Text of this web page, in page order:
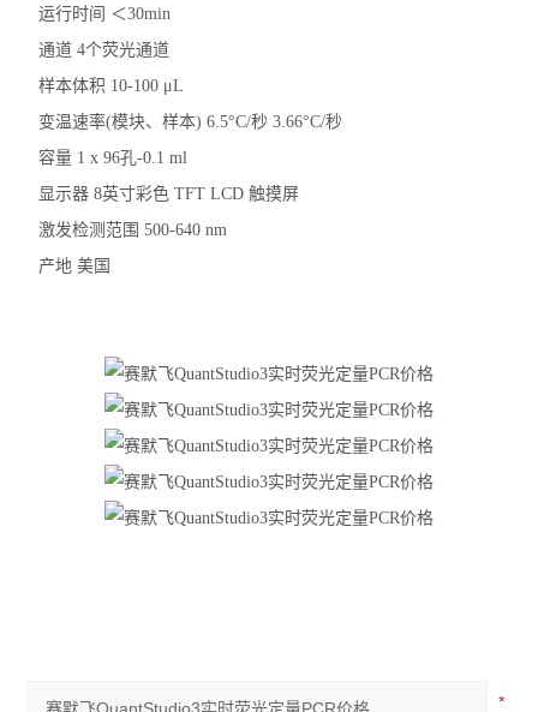
运行时间 ＜30min
通道 4个荧光通道
样本体积 10-100 μL
变温速率(模块、样本) 6.5°C/秒 3.66°C/秒
容量 1 x 96孔-0.1 ml
显示器 8英寸彩色 TFT LCD 触摸屏
激发检测范围 500-640 nm
产地 美国